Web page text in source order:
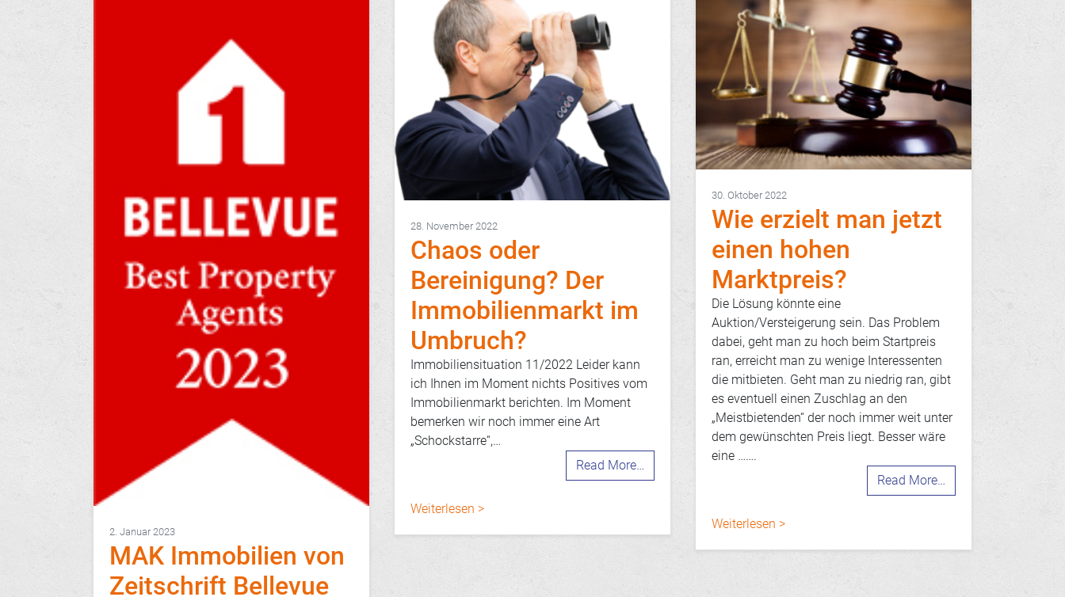
2. Januar 2023
MAK Immobilien von
Zeitschrift Bellevue
28. November 2022
Chaos oder
Bereinigung? Der
Immobilienmarkt im
Umbruch?
Immobiliensituation 11/2022 Leider kann
ich Ihnen im Moment nichts Positives vom
Immobilienmarkt berichten. Im Moment
bemerken wir noch immer eine Art
„Schockstarre“,…
Read More…
Weiterlesen >
30. Oktober 2022
Wie erzielt man jetzt
einen hohen
Marktpreis?
Die Lösung könnte eine
Auktion/Versteigerung sein. Das Problem
dabei, geht man zu hoch beim Startpreis
ran, erreicht man zu wenige Interessenten
die mitbieten. Geht man zu niedrig ran, gibt
es eventuell einen Zuschlag an den
„Meistbietenden“ der noch immer weit unter
dem gewünschten Preis liegt. Besser wäre
eine …….
Read More…
Weiterlesen >